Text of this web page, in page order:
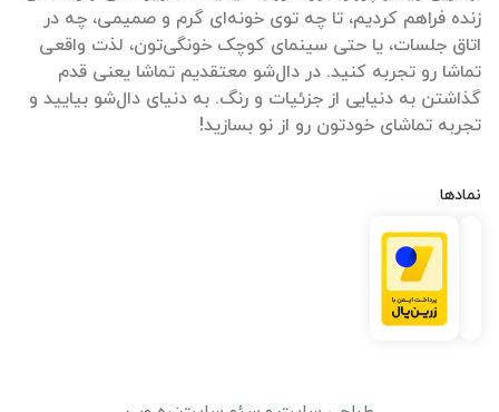
زنده فراهم کردیم، تا چه توی خونه‌ای گرم و صمیمی، چه در
اتاق جلسات، یا حتی سینمای کوچک خونگی‌تون، لذت واقعی
تماشا رو تجربه کنید. در دال‌شو معتقدیم تماشا یعنی قدم
گذاشتن به دنیایی از جزئیات و رنگ. به دنیای دال‌شو بیایید و
تجربه تماشای خودتون رو از نو بسازید!
نمادها